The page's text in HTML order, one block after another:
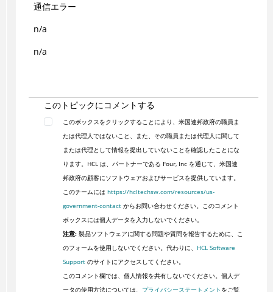
通信エラー
n/a
n/a
このトピックにコメントする
このボックスをクリックすることにより、米国連邦政府の職員ま
たは代理人ではないこと、また、その職員または代理人に関して
または代理として情報を提出していないことを確認したことにな
ります。HCL は、パートナーである Four, Inc を通じて、米国連
邦政府の顧客にソフトウェアおよびサービスを提供しています。
このチームには https://hcltechsw.com/resources/us-
government-contactからお問い合わせください。このコメント
ボックスには個人データを入力しないでください。
注意:製品ソフトウェアに関する問題や質問を報告するために、こ
のフォームを使用しないでください。代わりに、 HCL Software
Supportのサイトにアクセスしてください。
このコメント欄では、個人情報を共有しないでください。個人デ
ータの使用方法については、 プライバシーステートメント をご覧